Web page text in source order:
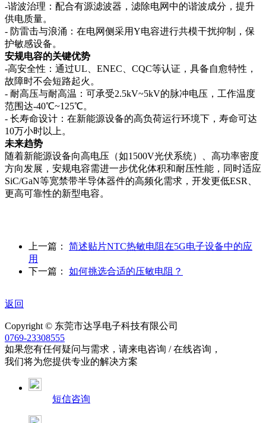
-谐波治理：配合有源滤波器，滤除电网中的谐波成分，提升
供电质量。
- 防雷击与浪涌：在电网侧采用Y电容进行共模干扰抑制，保
护敏感设备。
安规电容的关键优势
-高安全性：通过UL、ENEC、CQC等认证，具备自愈特性，
故障时不会短路起火。
- 耐高压与耐高温：可承受2.5kV~5kV的脉冲电压，工作温度
范围达-40℃~125℃。
- 长寿命设计：在新能源设备的高负荷运行环境下，寿命可达
10万小时以上。
未来趋势
随着新能源设备向高电压（如1500V光伏系统）、高功率密度
方向发展，安规电容需进一步优化体积和耐压性能，同时适应
SiC/GaN等宽禁带半导体器件的高频化需求，开发更低ESR、
更高可靠性的新型电容。
上一篇： 简述贴片NTC热敏电阻在5G电子设备中的应
用
下一篇： 如何挑选合适的压敏电阻？
返回
Copyright © 东莞市达孚电子科技有限公司
0769-23308555
如果您有任何疑问与需求，请来电咨询 / 在线咨询，
我们将为您提供专业的解决方案
短信咨询